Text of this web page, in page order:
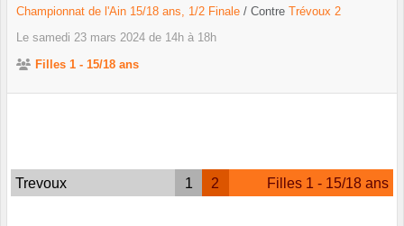
Championnat de l'Ain 15/18 ans, 1/2 Finale / Contre Trévoux 2
Le samedi 23 mars 2024 de 14h à 18h
Filles 1 - 15/18 ans
Trevoux 1 2 Filles 1 - 15/18 ans